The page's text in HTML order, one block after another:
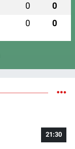
0 0
0 0
21:30